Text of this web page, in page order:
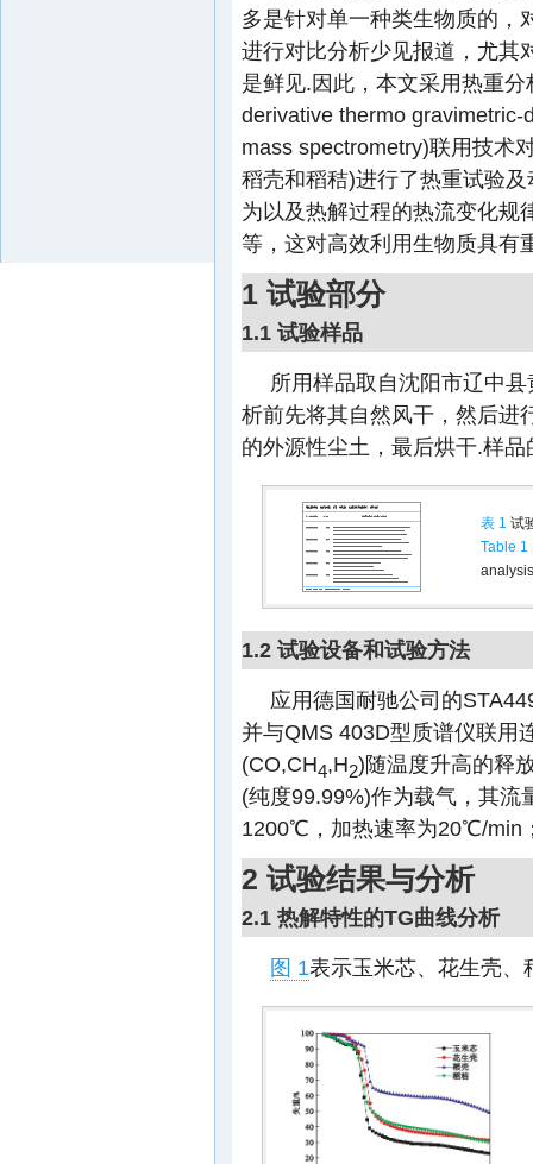
多是针对单一种类生物质的，
进行对比分析少见报道，尤其
是鲜见.因此，本文采用热重
derivative thermo
mass spectrometry)联用技术
稻壳和稻秸)进行了热重试验
为以及热解过程的热流变化规
等，这对高效利用生物质具有
1 试验部分
1.1 试验样品
所用样品取自沈阳市辽中
析前先将其自然风干，然后进
的外源性尘土，最后烘干.样
表 1 试
Table 1
1.2 试验设备和试验方法
应用德国耐驰公司的
并与QMS 403D型质谱仪联用
(CO,CH4,H2)随温度升高的释
(纯度99.99%)作为载气，其
1200℃，加热速率为20℃/min
2 试验结果与分析
2.1 热解特性的TG曲线分析
图 1表示玉米芯、花生壳、